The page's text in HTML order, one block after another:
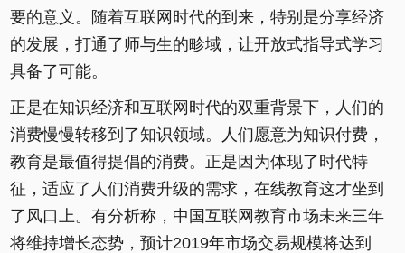
要的意义。随着互联网时代的到来，特别是分享经济
的发展，打通了师与生的畛域，让开放式指导式学习
具备了可能。
正是在知识经济和互联网时代的双重背景下，人们的
消费慢慢转移到了知识领域。人们愿意为知识付费，
教育是最值得提倡的消费。正是因为体现了时代特
征，适应了人们消费升级的需求，在线教育这才坐到
了风口上。有分析称，中国互联网教育市场未来三年
将维持增长态势，预计2019年市场交易规模将达到